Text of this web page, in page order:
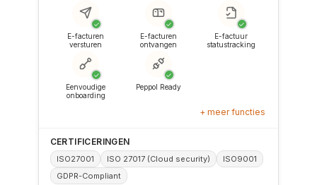
✓
E-facturen
versturen
✓
E-facturen
ontvangen
✓
E-factuur
statustracking
✓
Eenvoudige
onboarding
✓
Peppol Ready
+ meer functies
CERTIFICERINGEN
ISO27001 ISO 27017 (Cloud security)
ISO9001
GDPR-Compliant